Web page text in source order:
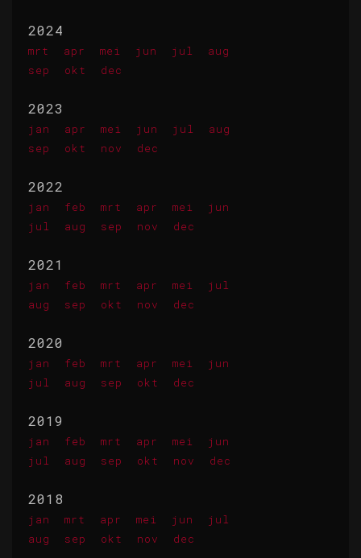
2024
mrt apr mei jun jul
aug
sep
okt dec
2023
jan apr mei jun jul
aug
sep
okt nov dec
2022
jan feb mrt apr mei
jun
jul
aug sep nov dec
2021
jan feb mrt apr mei
jul
aug
sep okt nov dec
2020
jan feb mrt apr mei
jun
jul
aug sep okt dec
2019
jan feb mrt apr mei
jun
jul
aug sep okt nov dec
2018
jan mrt apr mei jun
jul
aug
sep okt nov dec